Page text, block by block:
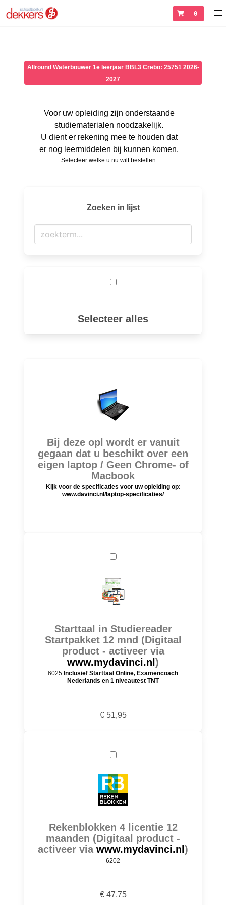
0
Allround Waterbouwer 1e leerjaar BBL3 Crebo: 25751 2026-
2027
Voor uw opleiding zijn onderstaande
studiematerialen noodzakelijk.
U dient er rekening mee te houden dat
er nog leermiddelen bij kunnen komen.
Selecteer welke u nu wilt bestellen.
Zoeken in lijst
Selecteer alles
Bij deze opl wordt er vanuit
gegaan dat u beschikt over een
eigen laptop / Geen Chrome- of
Macbook
Kijk voor de specificaties voor uw opleiding op:
www.davinci.nl/laptop-specificaties/
Starttaal in Studiereader
Startpakket 12 mnd (Digitaal
product - activeer via
www.mydavinci.nl )
6025 Inclusief Starttaal Online, Examencoach
Nederlands en 1 niveautest TNT
€ 51,95
Rekenblokken 4 licentie 12
maanden (Digitaal product -
activeer via www.mydavinci.nl )
6202
€ 47,75